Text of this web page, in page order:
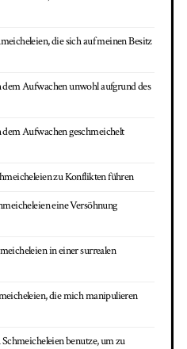
die sich auf meinen Besitz
Aufwachen unwohl aufgrund des
Aufwachen geschmeichelt
zu Konflikten führen
eine Versöhnung
in einer surrealen
die mich manipulieren
benutze, um zu